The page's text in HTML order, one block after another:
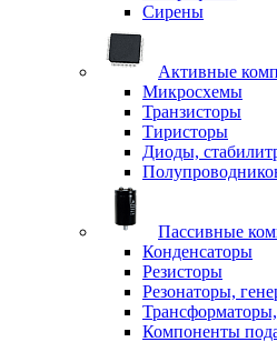
Сирены
Активные
Микросхемы
Транзисторы
Тиристоры
Диоды,
Пассивные
Конденсаторы
Резисторы
Резонаторы,
Компоненты